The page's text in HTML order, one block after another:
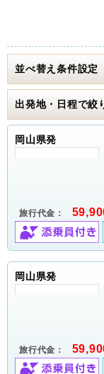
並べ替え条件設定
出発地・日程で絞
岡山県発
旅行代金：
岡山県発
旅行代金：